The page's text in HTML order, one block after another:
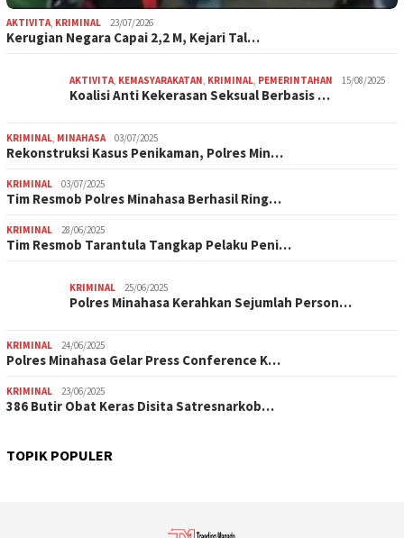
AKTIVITA, KRIMINAL 23/07/2026
Kerugian Negara Capai 2,2 M, Kejari Tal…
AKTIVITA, KEMASYARAKATAN, KRIMINAL, PEMERINTAHAN 15/08/2025
Koalisi Anti Kekerasan Seksual Berbasis …
KRIMINAL, MINAHASA 03/07/2025
Rekonstruksi Kasus Penikaman, Polres Min…
KRIMINAL 03/07/2025
Tim Resmob Polres Minahasa Berhasil Ring…
KRIMINAL 28/06/2025
Tim Resmob Tarantula Tangkap Pelaku Peni…
KRIMINAL 25/06/2025
Polres Minahasa Kerahkan Sejumlah Person…
KRIMINAL 24/06/2025
Polres Minahasa Gelar Press Conference K…
KRIMINAL 23/06/2025
386 Butir Obat Keras Disita Satresnarkob…
TOPIK POPULER